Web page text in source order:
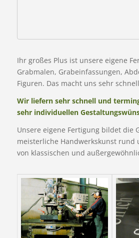
Ihr großes Plus ist unsere eigene
Grabmalen, Grabeinfassungen,
Figuren. Das macht uns sehr
Wir liefern sehr schnell und
sehr individuellen
Unsere eigene Fertigung bildet die
meisterliche Handwerkskunst rund
von klassischen und